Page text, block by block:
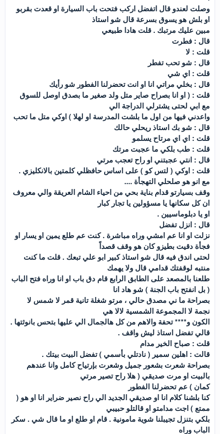
وصلت لعندو قال اتفضل اركب فتحت باب السيارة او قعدت بقربو
او بلش هو يسوق بسرعة قال شو استاذ
مبين عليك مرتبك . قلت هادا طبيعي
قال : فطرت
قلت : لا
قال : شو تحب تفطر
قلت : اي شي
قال : بخلي مراتي انا او انت تحضرلنا الفطور شو رأيك
قلت : ( او انا بصراح صاير متل ولد صغير ما بصدق اوصل للسوق
مع ابي لحتى يشترلي الدراجة الي
واعدني فيها من اول ما بلشت المدرسة او لهلا ) اوكي متل ما تحب
قال : شو بك استاذ ريحلي حالك
قلت : اي اي مرتاح يسلمو
قلت : طب بلكي ما عجبت مرتك
قال : انتي عجبتني او راح تعجب مرتي
قلت : اوكي ( لتس كو ) على اساس حافظلي كلمتين بالانكليزي .
مع انو هو صلحلي التهجأة ....
وقف بسيارتو قدام بناية بحي من احياء الشام العريقة والي معروف
ان كل سكانها يا مسؤولين يا تجار كبار
او يا دبلوماسيين .
قال : انزل تفضل
نزلت او انا عم امشي وراه مباشرة . كنت عم طلع يمين او يسار او
فجأة دقيت بطيزو كان هو وقف قصداً
لحتى اندق فيه قال شو استاذ كبير ابو علي تبعك . قلت ما كنت
منتبه لوقفتك قدامي قال ولا يهمك
طلعنا بالمصعد على الطابق الرابع قام دق باب او انا وراه فتح الباب
( بل انفتح باب الجنة ) شو هاد انا
بصراحة ما ني مصدق حالي ، مرتو شغلة تانية قمر لا شمس لا
نجمة لا المجموعة الشمسية لالا هي
الكون و**** تحفة والاهم من كل هالجمال الي عليها بتحس بانوثتها .
قالي تفضل استاذ ليش واقف .
قلت : صباح الخير مدام
قالت : اهلين سمير ( نادتلي بأسمي ) تفضل البيت بيتك .
بصراحة شعرت بشعور جميل وشعرت بإرتياح كامل وانا عندهم
بالبيت او مرت صديقي ( هلا راح تصير مرتي
كمان ) عم تحضرلنا الفطور
كنا بلشنا كلام انا او صديقي الجديد الي راح نصير ضراير انا او هو (
ممتع ) اجت مدامتو او قالتلو حبيبي
بلكي بتنزل تجيبلنا شوية مامونية . قام او طلع او ما قال شي . سكر
الباب وراه